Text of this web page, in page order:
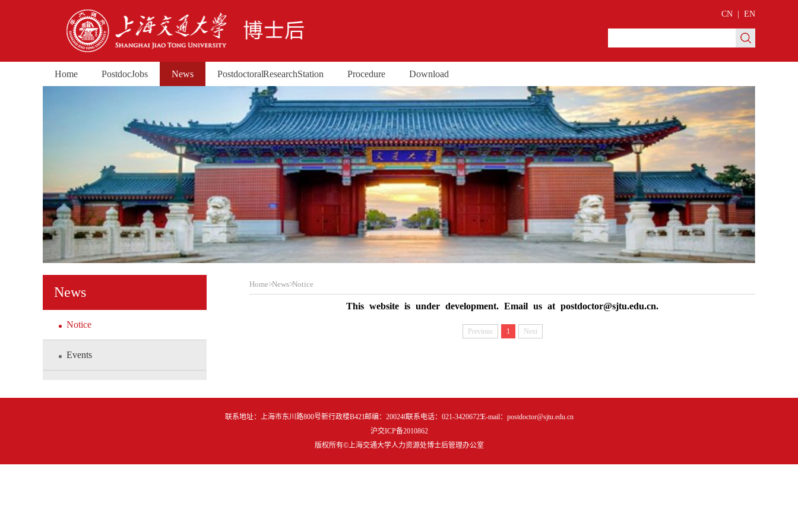
CN EN
Home Postdoc Jobs News Postdoctoral Research Station Procedure Download
News
Notice
Events
Home>News>Notice
This website is under development. Email us at postdoctor@sjtu.edu.cn.
Previous 1 Next
联系地址：上海市东川路800号新行政楼B421 邮编：200240 联系电话：021-34206725 E-mail：postdoctor@sjtu.edu.cn
沪交ICP备2010862
版权所有©上海交通大学人力资源处博士后管理办公室